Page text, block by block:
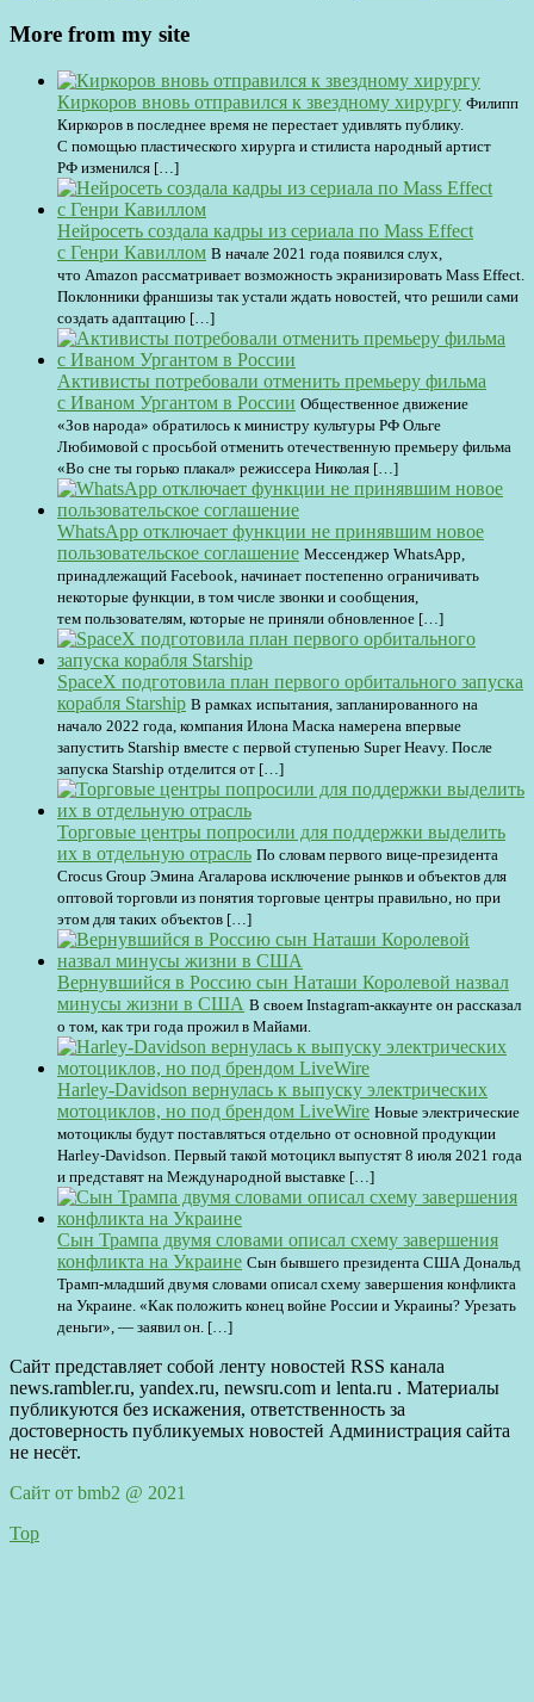
More from my site
Киркоров вновь отправился к звездному хирургу Филипп
Киркоров в последнее время не перестает удивлять публику.
С помощью пластического хирурга и стилиста народный артист
РФ изменился […]
Нейросеть создала кадры из сериала по Mass Effect
с Генри Кавиллом В начале 2021 года появился слух,
что Amazon рассматривает возможность экранизировать Mass Effect.
Поклонники франшизы так устали ждать новостей, что решили сами
создать адаптацию […]
Активисты потребовали отменить премьеру фильма
с Иваном Ургантом в России Общественное движение
«Зов народа» обратилось к министру культуры РФ Ольге
Любимовой с просьбой отменить отечественную премьеру фильма
«Во сне ты горько плакал» режиссера Николая […]
WhatsApp отключает функции не принявшим новое
пользовательское соглашение Мессенджер WhatsApp,
принадлежащий Facebook, начинает постепенно ограничивать
некоторые функции, в том числе звонки и сообщения,
тем пользователям, которые не приняли обновленное […]
SpaceX подготовила план первого орбитального запуска
корабля Starship В рамках испытания, запланированного на
начало 2022 года, компания Илона Маска намерена впервые
запустить Starship вместе с первой ступенью Super Heavy. После
запуска Starship отделится от […]
Торговые центры попросили для поддержки выделить
их в отдельную отрасль По словам первого вице-президента
Crocus Group Эмина Агаларова исключение рынков и объектов для
оптовой торговли из понятия торговые центры правильно, но при
этом для таких объектов […]
Вернувшийся в Россию сын Наташи Королевой назвал
минусы жизни в США В своем Instagram-аккаунте он рассказал
о том, как три года прожил в Майами.
Harley-Davidson вернулась к выпуску электрических
мотоциклов, но под брендом LiveWire Новые электрические
мотоциклы будут поставляться отдельно от основной продукции
Harley-Davidson. Первый такой мотоцикл выпустят 8 июля 2021 года
и представят на Международной выставке […]
Сын Трампа двумя словами описал схему завершения
конфликта на Украине Сын бывшего президента США Дональд
Трамп-младший двумя словами описал схему завершения конфликта
на Украине. «Как положить конец войне России и Украины? Урезать
деньги», — заявил он. […]
Сайт представляет собой ленту новостей RSS канала
news.rambler.ru, yandex.ru, newsru.com и lenta.ru . Материалы
публикуются без искажения, ответственность за
достоверность публикуемых новостей Администрация сайта
не несёт.
Сайт от bmb2 @ 2021
Top